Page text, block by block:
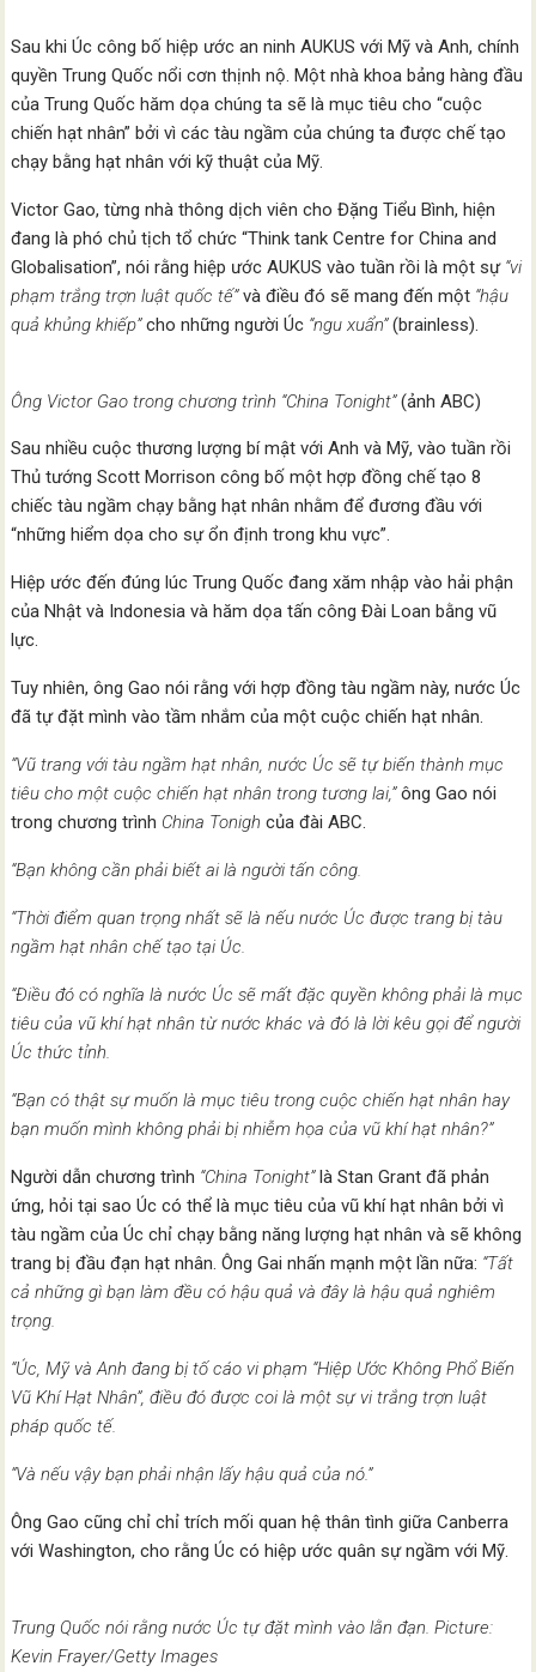
Sau khi Úc công bố hiệp ước an ninh AUKUS với Mỹ và Anh, chính
quyền Trung Quốc nổi cơn thịnh nộ. Một nhà khoa bảng hàng đầu
của Trung Quốc hăm dọa chúng ta sẽ là mục tiêu cho “cuộc
chiến hạt nhân” bởi vì các tàu ngầm của chúng ta được chế tạo
chạy bằng hạt nhân với kỹ thuật của Mỹ.
Victor Gao, từng nhà thông dịch viên cho Đặng Tiểu Bình, hiện
đang là phó chủ tịch tổ chức “Think tank Centre for China and
Globalisation”, nói rằng hiệp ước AUKUS vào tuần rồi là một sự “vi
phạm trắng trợn luật quốc tế”và điều đó sẽ mang đến một “hậu
quả khủng khiếp”cho những người Úc “ngu xuẩn”(brainless).
Ông Victor Gao trong chương trình “China Tonight”(ảnh ABC)
Sau nhiều cuộc thương lượng bí mật với Anh và Mỹ, vào tuần rồi
Thủ tướng Scott Morrison công bố một hợp đồng chế tạo 8
chiếc tàu ngầm chạy bằng hạt nhân nhằm để đương đầu với
“những hiểm dọa cho sự ổn định trong khu vực”.
Hiệp ước đến đúng lúc Trung Quốc đang xăm nhập vào hải phận
của Nhật và Indonesia và hăm dọa tấn công Đài Loan bằng vũ
lực.
Tuy nhiên, ông Gao nói rằng với hợp đồng tàu ngầm này, nước Úc
đã tự đặt mình vào tầm nhắm của một cuộc chiến hạt nhân.
“Vũ trang với tàu ngầm hạt nhân, nước Úc sẽ tự biến thành mục
tiêu cho một cuộc chiến hạt nhân trong tương lai,”ông Gao nói
trong chương trình China Tonigh của đài ABC.
“Bạn không cần phải biết ai là người tấn công.
“Thời điểm quan trọng nhất sẽ là nếu nước Úc được trang bị tàu
ngầm hạt nhân chế tạo tại Úc.
“Điều đó có nghĩa là nước Úc sẽ mất đặc quyền không phải là mục
tiêu của vũ khí hạt nhân từ nước khác và đó là lời kêu gọi để người
Úc thức tỉnh.
“Bạn có thật sự muốn là mục tiêu trong cuộc chiến hạt nhân hay
bạn muốn mình không phải bị nhiễm họa của vũ khí hạt nhân?”
Người dẫn chương trình “China Tonight”là Stan Grant đã phản
ứng, hỏi tại sao Úc có thể là mục tiêu của vũ khí hạt nhân bởi vì
tàu ngầm của Úc chỉ chạy bằng năng lượng hạt nhân và sẽ không
trang bị đầu đạn hạt nhân. Ông Gai nhấn mạnh một lần nữa: “Tất
cả những gì bạn làm đều có hậu quả và đây là hậu quả nghiêm
trọng.
“Úc, Mỹ và Anh đang bị tố cáo vi phạm “Hiệp Ước Không Phổ Biến
Vũ Khí Hạt Nhân”, điều đó được coi là một sự vi trắng trợn luật
pháp quốc tế.
“Và nếu vậy bạn phải nhận lấy hậu quả của nó.”
Ông Gao cũng chỉ chỉ trích mối quan hệ thân tình giữa Canberra
với Washington, cho rằng Úc có hiệp ước quân sự ngầm với Mỹ.
Trung Quốc nói rằng nước Úc tự đặt mình vào lằn đạn. Picture:
Kevin Frayer/Getty Images